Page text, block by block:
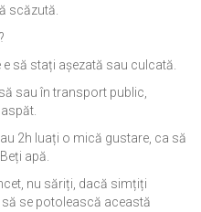
scăzută.
să stați așezată sau culcată.
sau în transport public,
2h luați o mică gustare, ca să
apă.
nu săriți, dacă simțiți
se potolească această